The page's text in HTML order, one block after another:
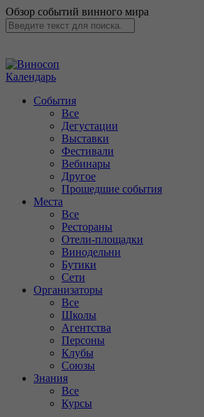
Обзор событий винного мира
Календарь
События
Все
Дегустации
Выставки
Фестивали
Вебинары
Другое
Прошедшие события
Места
Все
Рестораны
Отели-площадки
Винодельни
Бутики
Сети
Организаторы
Все
Школы
Агентства
Персоны
Клубы
Союзы
Знания
Все
Курсы